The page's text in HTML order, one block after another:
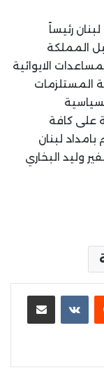
رئيساً
المملكة
الايوائية
المستلزمات
على كافة
لبنان
وليد البخاري
مشاركة عبر البريد